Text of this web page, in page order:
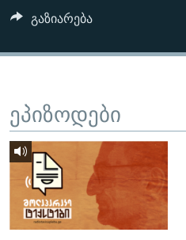
გაზიარება
ეპიზოდები